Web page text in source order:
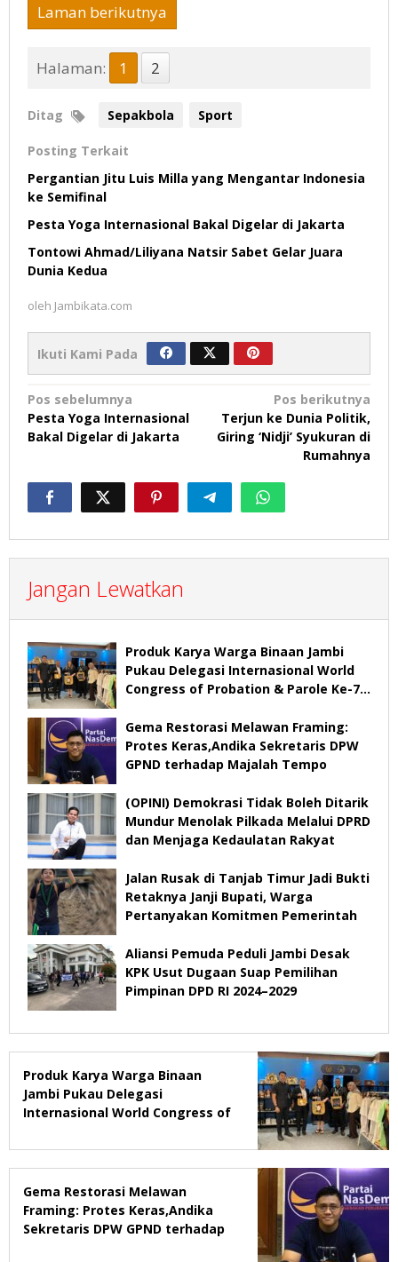
Laman berikutnya
Halaman: 1 2
Ditag Sepakbola Sport
Posting Terkait
Pergantian Jitu Luis Milla yang Mengantar Indonesia
ke Semifinal
Pesta Yoga Internasional Bakal Digelar di Jakarta
Tontowi Ahmad/Liliyana Natsir Sabet Gelar Juara
Dunia Kedua
oleh Jambikata.com
Ikuti Kami Pada
Navigasi
pos
Pos sebelumnya
Pesta Yoga Internasional
Bakal Digelar di Jakarta
Pos berikutnya
Terjun ke Dunia Politik,
Giring ‘Nidji’ Syukuran di
Rumahnya
Jangan Lewatkan
Produk Karya Warga Binaan Jambi
Pukau Delegasi Internasional World
Congress of Probation & Parole Ke-7
Gema Restorasi Melawan Framing:
Protes Keras,Andika Sekretaris DPW
GPND terhadap Majalah Tempo
(OPINI) Demokrasi Tidak Boleh Ditarik
Mundur Menolak Pilkada Melalui DPRD
dan Menjaga Kedaulatan Rakyat
Jalan Rusak di Tanjab Timur Jadi Bukti
Retaknya Janji Bupati, Warga
Pertanyakan Komitmen Pemerintah
Aliansi Pemuda Peduli Jambi Desak
KPK Usut Dugaan Suap Pemilihan
Pimpinan DPD RI 2024–2029
Produk Karya Warga Binaan
Jambi Pukau Delegasi
Internasional World Congress of
2026
Gema Restorasi Melawan
Framing: Protes Keras,Andika
Sekretaris DPW GPND terhadap